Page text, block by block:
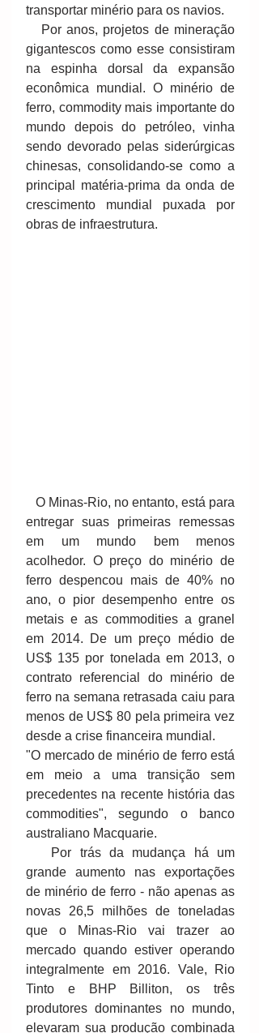
transportar minério para os navios.
gigantescos como esse consistiram
na espinha dorsal da expansão
econômica mundial. O minério de
ferro, commodity mais importante do
mundo depois do petróleo, vinha
sendo devorado pelas siderúrgicas
chinesas, consolidando-se como a
principal matéria-prima da onda de
crescimento mundial puxada por
obras de infraestrutura.
entregar suas primeiras remessas
em um mundo bem menos
acolhedor. O preço do minério de
ferro despencou mais de 40% no
ano, o pior desempenho entre os
metais e as commodities a granel
em 2014. De um preço médio de
US$ 135 por tonelada em 2013, o
contrato referencial do minério de
ferro na semana retrasada caiu para
menos de US$ 80 pela primeira vez
desde a crise financeira mundial.
"O mercado de minério de ferro está
em meio a uma transição sem
precedentes na recente história das
commodities", segundo o banco
australiano Macquarie.
grande aumento nas exportações
de minério de ferro - não apenas as
novas 26,5 milhões de toneladas
que o Minas-Rio vai trazer ao
mercado quando estiver operando
integralmente em 2016. Vale, Rio
Tinto e BHP Billiton, os três
produtores dominantes no mundo,
elevaram sua produção combinada